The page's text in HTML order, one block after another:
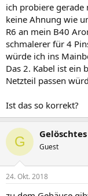
ich probiere gerade
keine Ahnung wie
R6 an mein B40
schmalerer für 4
würde ich ins
Das 2. Kabel ist ein
Netzteil passen
Ist das so korrekt?
G Guest
24. Okt. 2018